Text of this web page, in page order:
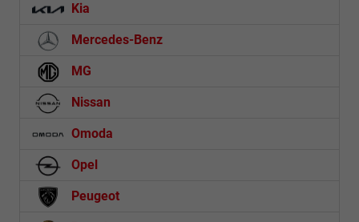
Kia
Mercedes-Benz
MG
Nissan
Omoda
Opel
Peugeot